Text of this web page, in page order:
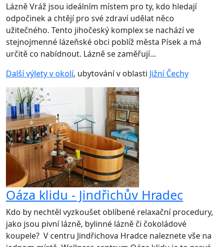
Lázně Vráž jsou ideálním místem pro ty, kdo hledají
odpočinek a chtějí pro své zdraví udělat něco
užitečného. Tento jihočeský komplex se nachází ve
stejnojmenné lázeňské obci poblíž města Písek a má
určitě co nabídnout. Lázně se zaměřují...
Další výlety v okolí, ubytování v oblasti Jižní Čechy
Oáza klidu - Jindřichův Hradec
Kdo by nechtěl vyzkoušet oblíbené relaxační procedury,
jako jsou pivní lázně, bylinné lázně či čokoládové
koupele? V centru Jindřichova Hradce naleznete vše na